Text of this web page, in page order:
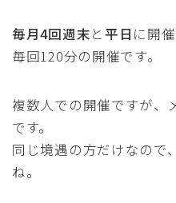
毎月4回週末と平日 に開
毎回120分の開催です。
複数人での開催ですが、
です。
同じ境遇の方だけなので
ね。